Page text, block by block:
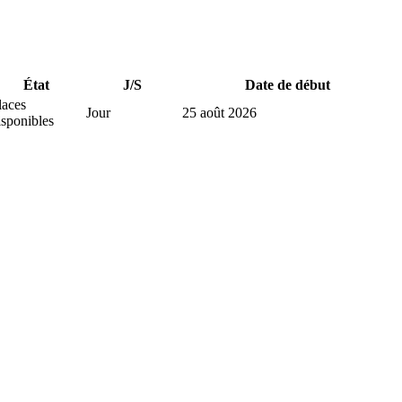
État J/S
Date de début
Jour
25 août 2026